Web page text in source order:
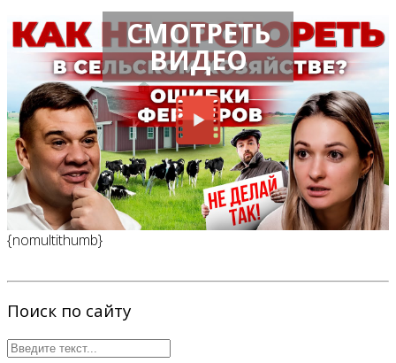
СМОТРЕТЬ
ВИДЕО
{nomultithumb}
Поиск по сайту